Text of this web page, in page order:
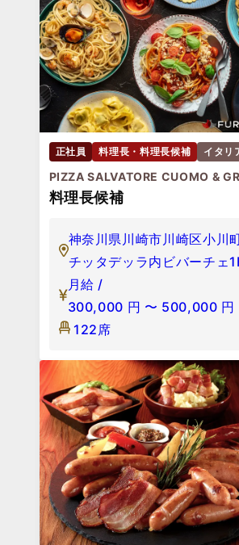
正社員 料理長・料理長候補 イタリ
PIZZA SALVATORE CUOMO &
料理長候補
神奈川県川崎市川崎区小川
チッタデッラ内ビバーチェ
月給 /
300,000 円 〜 500,000 円
122席